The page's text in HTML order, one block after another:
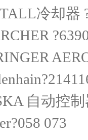
冷
自动控